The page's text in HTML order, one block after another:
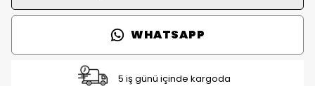
WHATSAPP
5 iş günü içinde kargoda